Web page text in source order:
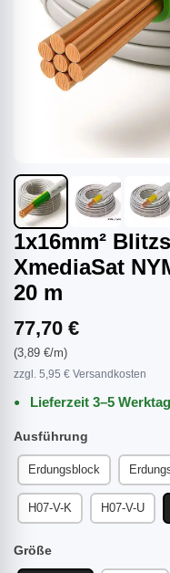
1x16mm²
XmediaSat
20 m
77,70 €
(3,89 €/m)
zzgl. 5,95 € Versandkosten
Lieferzeit 3–5
Ausführung
Erdungsblock
H07-V-K H07-V-U
Größe